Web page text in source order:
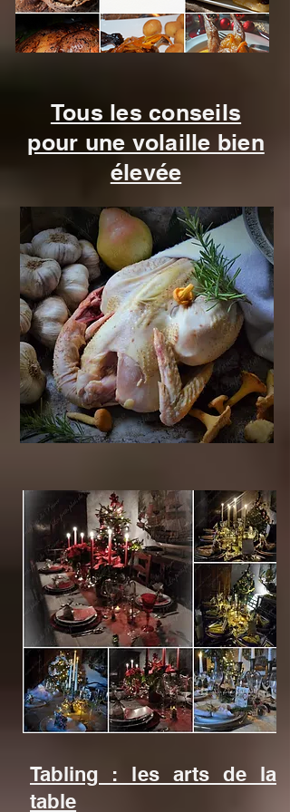
que des versions
lance !
Et vous savez quoi ?
Vous allez vivre cette
aventure avec moi,
étape par étape !
Tous les conseils
pour une volaille bien
élevée
Tabling : les arts de la
table